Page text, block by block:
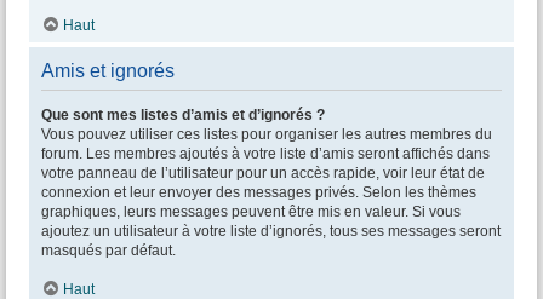
Haut
Amis et ignorés
Que sont mes listes d’amis et d’ignorés ?
Vous pouvez utiliser ces listes pour organiser les autres membres du
forum. Les membres ajoutés à votre liste d’amis seront affichés dans
votre panneau de l’utilisateur pour un accès rapide, voir leur état de
connexion et leur envoyer des messages privés. Selon les thèmes
graphiques, leurs messages peuvent être mis en valeur. Si vous
ajoutez un utilisateur à votre liste d’ignorés, tous ses messages seront
masqués par défaut.
Haut